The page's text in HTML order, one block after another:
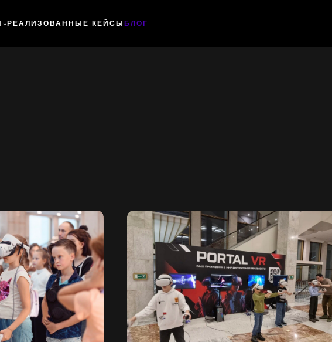
РЕАЛИЗОВАННЫЕ КЕЙСЫ БЛОГ